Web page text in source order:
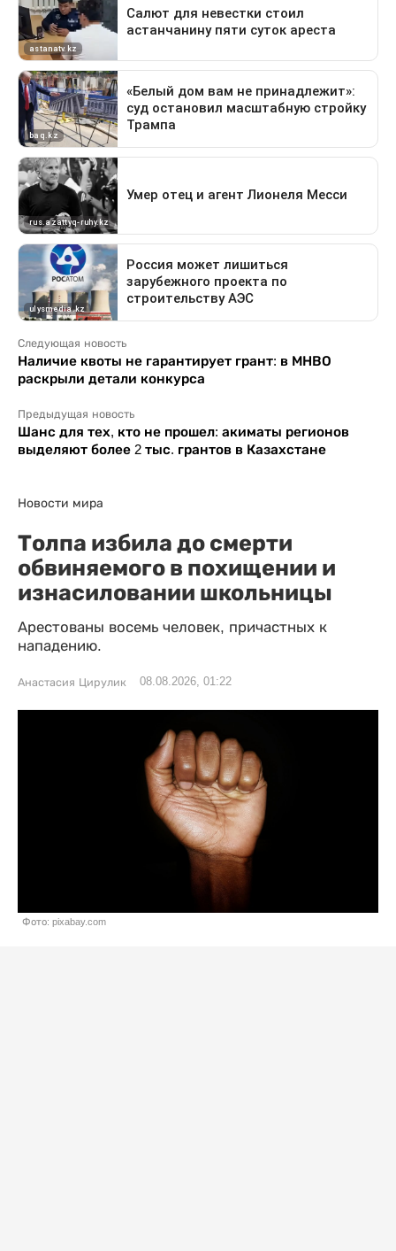
Следующая новость
Наличие квоты не гарантирует грант: в МНВО
раскрыли детали конкурса
Предыдущая новость
Шанс для тех, кто не прошел: акиматы регионов
выделяют более 2 тыс. грантов в Казахстане
Новости мира
Толпа избила до смерти
обвиняемого в похищении и
изнасиловании школьницы
Арестованы восемь человек, причастных к
нападению.
Анастасия Цирулик 08.08.2026, 01:22
Фото: pixabay.com